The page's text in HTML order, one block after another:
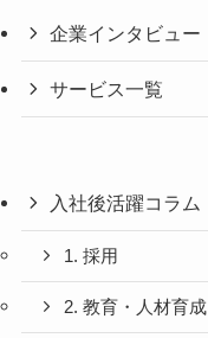
企業インタビュー
サービス一覧
入社後活躍コラム
1. 採用
2. 教育・人材育成